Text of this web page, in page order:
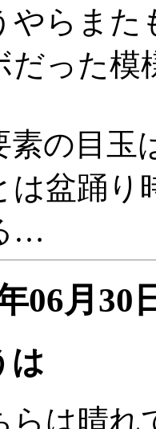
やらま
だった模
素の目玉
は盆踊り
…
06月30
は
らは晴れ